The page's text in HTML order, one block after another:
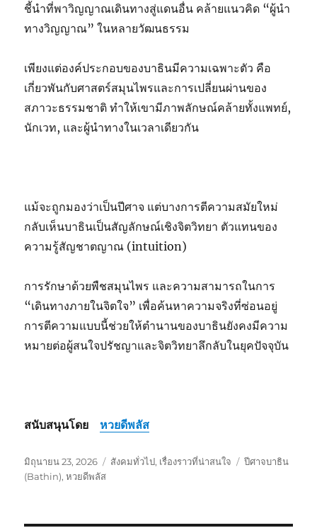
ชี้นำที่พาวิญญาณเดินทางสู่แดนอื่น คล้ายแนวคิด “ผู้นำ
ทางวิญญาณ” ในหลายวัฒนธรรม
เพียงแต่องค์ประกอบของบาธินมีความเฉพาะตัว คือ
เกี่ยวพันกับศาสตร์สมุนไพรและการเปลี่ยนผ่านของ
สภาวะธรรมชาติ ทำให้เขามีภาพลักษณ์คล้ายทั้งแพทย์,
นักเวท, และผู้นำทางในเวลาเดียวกัน
แม้จะถูกมองว่าเป็นปีศาจ แต่บางการตีความสมัยใหม่
กลับเห็นบาธินเป็นสัญลักษณ์เชิงจิตวิทยา ตัวแทนของ
ความรู้สัญชาตญาณ (intuition)
การรักษาด้วยพืชสมุนไพร และความสามารถในการ
“เดินทางภายในจิตใจ” เพื่อค้นหาความจริงที่ซ่อนอยู่
การตีความแบบนี้ช่วยให้ตำนานของบาธินยังคงมีความ
หมายต่อผู้สนใจปรัชญาและจิตวิทยาลึกลับในยุคปัจจุบัน
สนับสนุนโดย หวยดีพลัส
เขียน
เมื่อ
มิถุนายน 23, 2026
หมวด
สังคมทั่วไป, เรื่องราวที่น่าสนใจ
ป้าย
ปีศาจบาธิน
(Bathin),หวยดีพลัส